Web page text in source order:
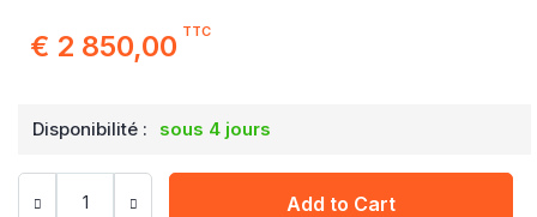
€ 2 850,00 TTC
Disponibilité : sous 4 jours
Add to Cart